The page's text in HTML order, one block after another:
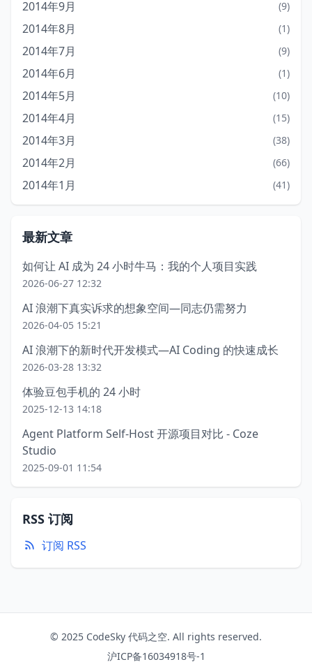
2014年9月 (9)
2014年8月 (1)
2014年7月 (9)
2014年6月 (1)
2014年5月 (10)
2014年4月 (15)
2014年3月 (38)
2014年2月 (66)
2014年1月 (41)
最新文章
如何让 AI 成为 24 小时牛马：我的个人项目实践
2026-06-27 12:32
AI 浪潮下真实诉求的想象空间—同志仍需努力
2026-04-05 15:21
AI 浪潮下的新时代开发模式—AI Coding 的快速成长
2026-03-28 13:32
体验豆包手机的 24 小时
2025-12-13 14:18
Agent Platform Self-Host 开源项目对比 - Coze
Studio
2025-09-01 11:54
RSS 订阅
订阅 RSS
© 2025 CodeSky 代码之空. All rights reserved.
沪ICP备16034918号-1